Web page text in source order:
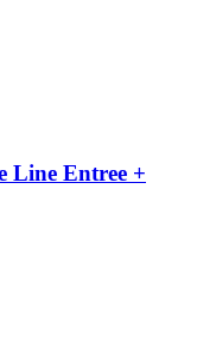
Line Entree +